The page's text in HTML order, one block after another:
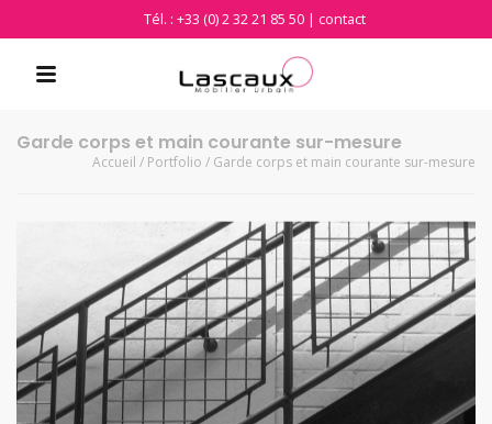
Tél. : +33 (0) 2 32 21 85 50 | contact
Garde corps et main courante sur-mesure
Accueil / Portfolio / Garde corps et main courante sur-mesure